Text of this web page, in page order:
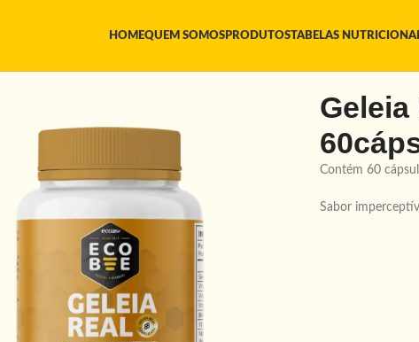
HOMEQUEM SOMOSPRODUTOSTABELAS
Geleia
Contém 60
Sabor